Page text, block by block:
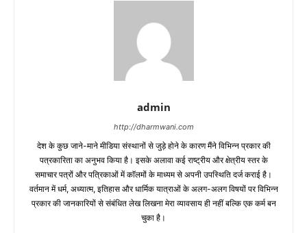
admin
http://dharmwani.com
देश के कुछ जाने-माने मीडिया संस्थानों से जुड़े होने के कारण मैंने विभिन्न प्रकार की
पत्रकारिता का अनुभव किया है। इसके अलावा कई राष्ट्रीय और क्षेत्रीय स्तर के
समाचार पत्रों और पत्रिकाओं में काॅलमों के माध्यम से अपनी उपस्थिति दर्ज कराई है।
वर्तमान में धर्म, अध्यात्म, इतिहास और धार्मिक यात्राओं के अलग-अलग विषयों पर विभिन्न
प्रकार की जानकारियों से संबंधित लेख लिखना मेरा व्यावसाय ही नहीं बल्कि एक कर्म बन
चुका है।